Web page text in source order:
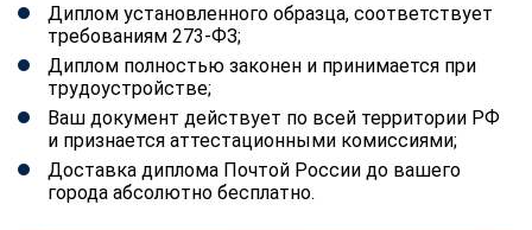
Диплом установленного образца, соответствует
требованиям 273-ФЗ;
Диплом полностью законен и принимается при
трудоустройстве;
Ваш документ действует по всей территории РФ
и признается аттестационными комиссиями;
Доставка диплома Почтой России до вашего
города абсолютно бесплатно.